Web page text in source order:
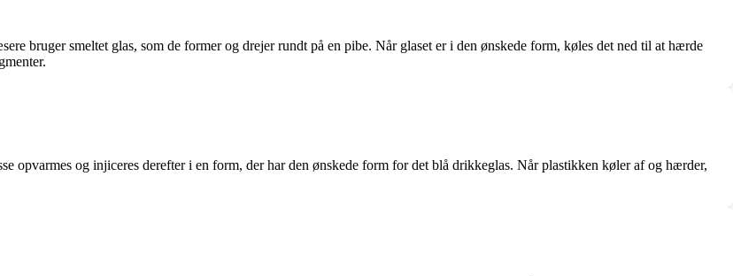
bruger smeltet glas, som de former og drejer rundt på en pibe. Når glaset er i den ønskede form, køles det ned til at hærde
opvarmes og injiceres derefter i en form, der har den ønskede form for det blå drikkeglas. Når plastikken køler af og hærder,